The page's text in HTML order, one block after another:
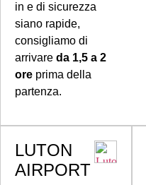
in e di sicurezza
siano rapide,
consigliamo di
arrivare da 1,5 a 2
ore prima della
partenza.
LUTON
AIRPORT